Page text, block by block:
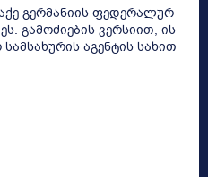
გერმანიის ფედერალურ
გამოძიების ვერსიით, ის
აგენტის სახით